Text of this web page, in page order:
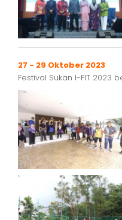
27 - 29 Oktober 2023
Festival Sukan I-FIT 2023